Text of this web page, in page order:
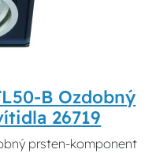
B Ozdobný
26719
prsten-komponent